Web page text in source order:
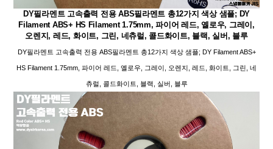
DY필라멘트 고속출력 전용 ABS필라멘트 총12가지 색상 샘플; DY
Filament ABS+ HS Filament 1.75mm, 파이어 레드, 옐로우, 그레이,
오렌지, 레드, 화이트, 그린, 네츄럴, 콜드화이트, 블랙, 실버, 블루
DY필라멘트 고속출력 전용 ABS필라멘트 총12가지 색상 샘플; DY Filament ABS+
HS Filament 1.75mm, 파이어 레드, 옐로우, 그레이, 오렌지, 레드, 화이트, 그린, 네
츄럴, 콜드화이트, 블랙, 실버, 블루